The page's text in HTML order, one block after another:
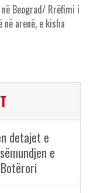
Beograd/ Rrëfimi i
arenë, e kisha
detajet e
e